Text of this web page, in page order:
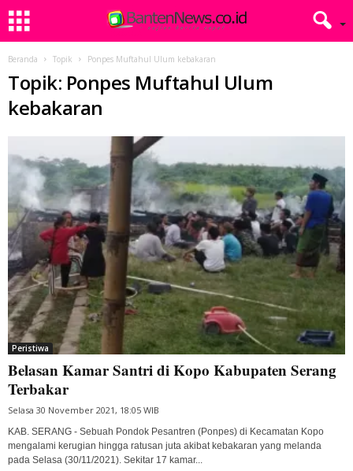
Beranda Topik Ponpes Muftahul Ulum kebakaran
Topik: Ponpes Muftahul Ulum
kebakaran
Peristiwa
Belasan Kamar Santri di Kopo Kabupaten Serang
Terbakar
Selasa 30 November 2021, 18:05 WIB
KAB. SERANG - Sebuah Pondok Pesantren (Ponpes) di Kecamatan Kopo
mengalami kerugian hingga ratusan juta akibat kebakaran yang melanda
pada Selasa (30/11/2021). Sekitar 17 kamar...